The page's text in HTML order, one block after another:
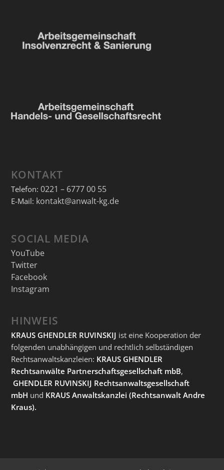
KONTAKT
Telefon: 0221 – 6777 00 55
E-Mail: kontakt@anwalt-kg.de
SOCIAL MEDIA
YouTube
Twitter
Facebook
Instagram
HINWEIS
KRAUS GHENDLER RUVINSKIJ ist eine Kooperation der
folgenden unabhängigen und rechtlich selbständigen
Rechtsanwaltskanzleien: KRAUS GHENDLER
Rechtsanwälte Partnerschaftsgesellschaft mbB,
GHENDLER RUVINSKIJ Rechtsanwaltsgesellschaft
mbH und KRAUS Anwaltskanzlei (Rechtsanwalt Andre
Kraus).